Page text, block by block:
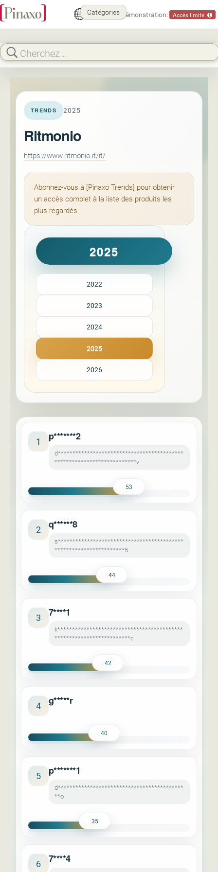
Mode démonstration: Accès limité
Catégories
TRENDS 2025
Ritmonio
https://www.ritmonio.it/it/
Abonnez-vous à [Pinaxo Trends] pour obtenir
un accès complet à la liste des produits les
plus regardés
2025
2022
2023
2024
2025
2026
1 p*******2
d*******************************************
****************************v
53
2 q******8
s*******************************************
************************5
44
3 7****1
k*******************************************
**************************c
42
4 g*****r
40
5 p*******1
d*******************************************
**o
35
6 7****4